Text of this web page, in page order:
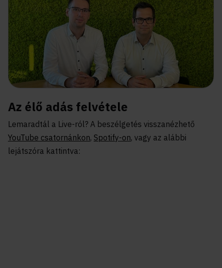
Az élő adás felvétele
Lemaradtál a Live-ról? A beszélgetés visszanézhető
YouTube csatornánkon, Spotify-on, vagy az alábbi
lejátszóra kattintva: